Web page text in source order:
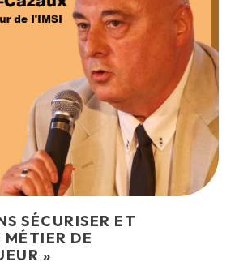
SÉCURISER ET
MÉTIER DE
»